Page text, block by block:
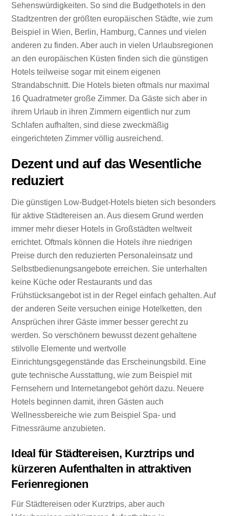
Sehenswürdigkeiten. So sind die Budgethotels in den
Stadtzentren der größten europäischen Städte, wie zum
Beispiel in Wien, Berlin, Hamburg, Cannes und vielen
anderen zu finden. Aber auch in vielen Urlaubsregionen
an den europäischen Küsten finden sich die günstigen
Hotels teilweise sogar mit einem eigenen
Strandabschnitt. Die Hotels bieten oftmals nur maximal
16 Quadratmeter große Zimmer. Da Gäste sich aber in
ihrem Urlaub in ihren Zimmern eigentlich nur zum
Schlafen aufhalten, sind diese zweckmäßig
eingerichteten Zimmer völlig ausreichend.
Dezent und auf das Wesentliche
reduziert
Die günstigen Low-Budget-Hotels bieten sich besonders
für aktive Städtereisen an. Aus diesem Grund werden
immer mehr dieser Hotels in Großstädten weltweit
errichtet. Oftmals können die Hotels ihre niedrigen
Preise durch den reduzierten Personaleinsatz und
Selbstbedienungsangebote erreichen. Sie unterhalten
keine Küche oder Restaurants und das
Frühstücksangebot ist in der Regel einfach gehalten. Auf
der anderen Seite versuchen einige Hotelketten, den
Ansprüchen ihrer Gäste immer besser gerecht zu
werden. So verschönern bewusst dezent gehaltene
stilvolle Elemente und wertvolle
Einrichtungsgegenstände das Erscheinungsbild. Eine
gute technische Ausstattung, wie zum Beispiel mit
Fernsehern und Internetangebot gehört dazu. Neuere
Hotels beginnen damit, ihren Gästen auch
Wellnessbereiche wie zum Beispiel Spa- und
Fitnessräume anzubieten.
Ideal für Städtereisen, Kurztrips und
kürzeren Aufenthalten in attraktiven
Ferienregionen
Für Städtereisen oder Kurztrips, aber auch